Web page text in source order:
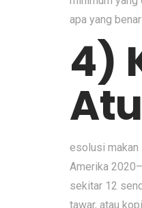
apa yang
4)
esolusi makan
Amerika
sekitar 12
tawar, atau